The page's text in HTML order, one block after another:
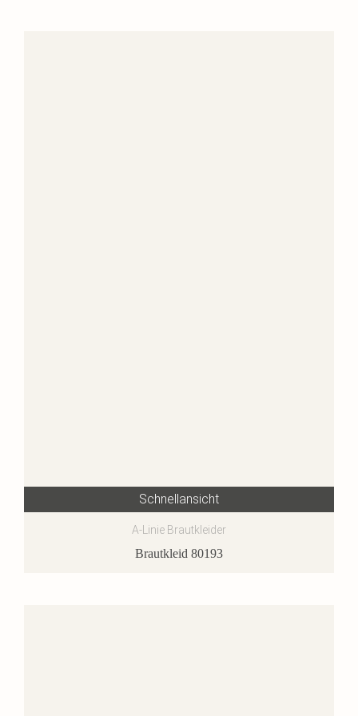
Schnellansicht
A-Linie Brautkleider
Brautkleid 80193